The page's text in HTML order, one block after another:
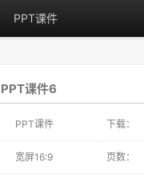
PPT课件
课件6
PPT课件 下载：
宽屏16:9 页数：